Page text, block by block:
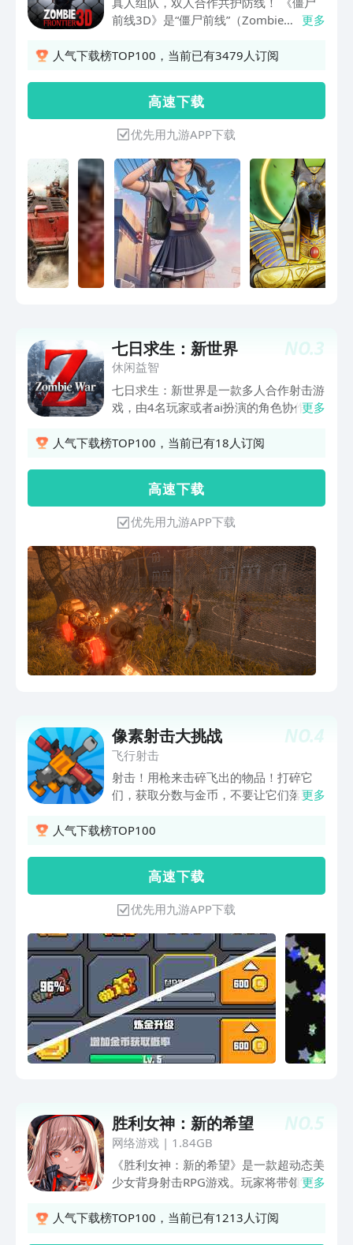
前线3D》是“僵尸前线”（Zombie
年，此次新产品，我们对游戏画质和表现
气候变化，多彩的武器贴花，丰富的玩法
内容，最重要的是加入账号系统，再也不
用为数据保存而担忧。我们诚挚地邀请各
位新老玩家来体验。
更多
人气下载榜TOP100，当前已有3479人订阅
高 速 下 载
优先用九游APP下载
NO.3
七日求生：新世界
休闲益智
七日求生：新世界是一款多人合作射击游
戏，由4名玩家或者ai扮演的角色协作，
单打独斗在这款游戏内十分困难，任何玩
友救助才能继续生存。场景我们采用堪比
端游画质的PBR素材，在保证画质的前提
下，还能有令人吃惊的流畅度，游戏内的
角色不仅精美，ai智能程度也令人难以分
别真假，并且能够同时运行超多数量的僵
尸，而且低配手机也能流畅玩。
更多
人气下载榜TOP100，当前已有18人订阅
高 速 下 载
优先用九游APP下载
NO.4
像素射击大挑战
飞行射击
射击！用枪来击碎飞出的物品！打碎它
们，获取分数与金币，不要让它们落到地
并获得双倍的金币收益！通过升级可以提
感！- 超简单的控制方式：只需要一个手
指控制射击方向- 多种枪械：超过40把著
名的枪支可以收集和使用- 多种物品：超
过40种物品可以击碎与收集- 分享高分给
朋友，看看谁更厉害- 多种游戏模式游
玩，看看哪个最擅长！- 去排行榜上挑战
其他玩家
更多
人气下载榜TOP100
高 速 下 载
优先用九游APP下载
NO.5
胜利女神：新的希望
网络游戏| 1.84GB
《胜利女神：新的希望》是一款超动态美
少女背身射击RPG游戏。玩家将带领“胜
力，夺回人类原本的地上世界。 游戏有
更多
人气下载榜TOP100，当前已有1213人订阅